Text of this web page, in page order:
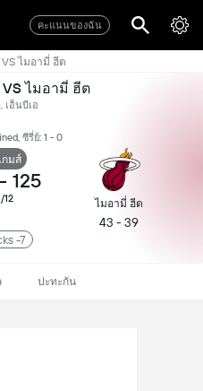
คะแนนของฉัน
ไมอามี่ ฮีต
ไมอามี่ ฮีต
เอ็นบีเอ
ซีรี่ย์: 1 - 0
กมส์
- 125
12 ไมอามี่ ฮีต
43 - 39
-7
ปะทะกัน